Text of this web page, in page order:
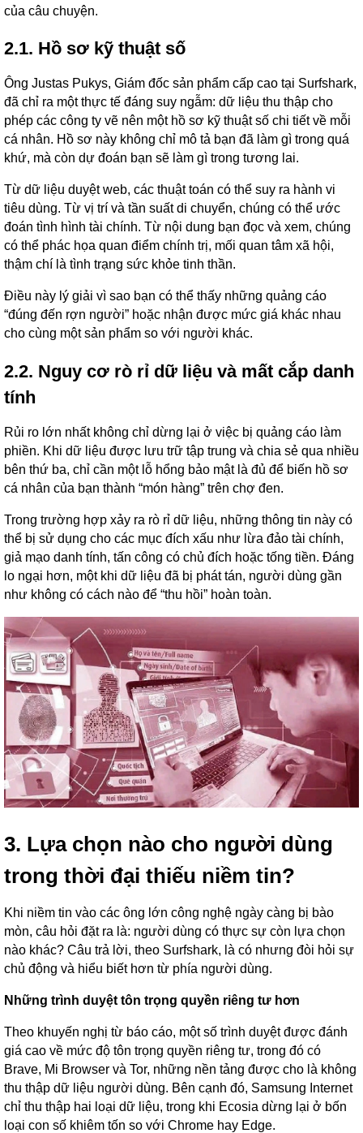
của câu chuyện.
2.1. Hồ sơ kỹ thuật số
Ông Justas Pukys, Giám đốc sản phẩm cấp cao tại Surfshark,
đã chỉ ra một thực tế đáng suy ngẫm: dữ liệu thu thập cho
phép các công ty vẽ nên một hồ sơ kỹ thuật số chi tiết về mỗi
cá nhân. Hồ sơ này không chỉ mô tả bạn đã làm gì trong quá
khứ, mà còn dự đoán bạn sẽ làm gì trong tương lai.
Từ dữ liệu duyệt web, các thuật toán có thể suy ra hành vi
tiêu dùng. Từ vị trí và tần suất di chuyển, chúng có thể ước
đoán tình hình tài chính. Từ nội dung bạn đọc và xem, chúng
có thể phác họa quan điểm chính trị, mối quan tâm xã hội,
thậm chí là tình trạng sức khỏe tinh thần.
Điều này lý giải vì sao bạn có thể thấy những quảng cáo
“đúng đến rợn người” hoặc nhận được mức giá khác nhau
cho cùng một sản phẩm so với người khác.
2.2. Nguy cơ rò rỉ dữ liệu và mất cắp danh
tính
Rủi ro lớn nhất không chỉ dừng lại ở việc bị quảng cáo làm
phiền. Khi dữ liệu được lưu trữ tập trung và chia sẻ qua nhiều
bên thứ ba, chỉ cần một lỗ hổng bảo mật là đủ để biến hồ sơ
cá nhân của bạn thành “món hàng” trên chợ đen.
Trong trường hợp xảy ra rò rỉ dữ liệu, những thông tin này có
thể bị sử dụng cho các mục đích xấu như lừa đảo tài chính,
giả mạo danh tính, tấn công có chủ đích hoặc tống tiền. Đáng
lo ngại hơn, một khi dữ liệu đã bị phát tán, người dùng gần
như không có cách nào để “thu hồi” hoàn toàn.
3. Lựa chọn nào cho người dùng
trong thời đại thiếu niềm tin?
Khi niềm tin vào các ông lớn công nghệ ngày càng bị bào
mòn, câu hỏi đặt ra là: người dùng có thực sự còn lựa chọn
nào khác? Câu trả lời, theo Surfshark, là có nhưng đòi hỏi sự
chủ động và hiểu biết hơn từ phía người dùng.
Những trình duyệt tôn trọng quyền riêng tư hơn
Theo khuyến nghị từ báo cáo, một số trình duyệt được đánh
giá cao về mức độ tôn trọng quyền riêng tư, trong đó có
Brave, Mi Browser và Tor, những nền tảng được cho là không
thu thập dữ liệu người dùng. Bên cạnh đó, Samsung Internet
chỉ thu thập hai loại dữ liệu, trong khi Ecosia dừng lại ở bốn
loại con số khiêm tốn so với Chrome hay Edge.